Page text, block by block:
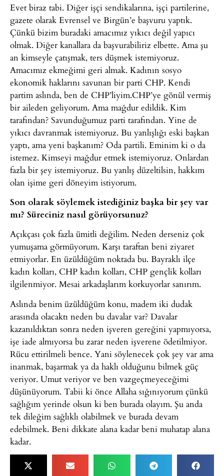
Evet biraz tabi. Diğer işçi sendikalarına, işçi partilerine,
gazete olarak Evrensel ve Birgün’e başvuru yaptık.
Çünkü bizim buradaki amacımız yıkıcı değil yapıcı
olmak. Diğer kanallara da başvurabiliriz elbette. Ama şu
an kimseyle çatışmak, ters düşmek istemiyoruz.
Amacımız ekmeğimi geri almak. Kadının sosyo
ekonomik haklarını savunan bir parti CHP. Kendi
partim aslında, ben de CHP’liyim.CHP’ye gönül vermiş
bir aileden geliyorum. Ama mağdur edildik. Kim
tarafından? Savunduğumuz parti tarafından. Yine de
yıkıcı davranmak istemiyoruz. Bu yanlışlığı eski başkan
yaptı, ama yeni başkanım? Oda partili. Eminim ki o da
istemez. Kimseyi mağdur etmek istemiyoruz. Onlardan
fazla bir şey istemiyoruz. Bu yanlış düzeltilsin, hakkım
olan işime geri döneyim istiyorum.
Son olarak söylemek istediğiniz başka bir şey var
mı? Süreciniz nasıl görüyorsunuz?
Açıkçası çok fazla ümitli değilim. Neden derseniz çok
yumuşama görmüyorum. Karşı taraftan beni ziyaret
etmiyorlar. En üzüldüğüm noktada bu. Bayraklı ilçe
kadın kolları, CHP kadın kolları, CHP gençlik kolları
ilgilenmiyor. Mesai arkadaşlarım korkuyorlar sanırım.
Aslında benim üzüldüğüm konu, madem iki dudak
arasında olacaktı neden bu davalar var? Davalar
kazanıldıktan sonra neden işveren gereğini yapmıyorsa,
işe iade almıyorsa bu zarar neden işverene ödetilmiyor.
Rücu ettirilmeli bence. Yani söylenecek çok şey var ama
inanmak, başarmak ya da haklı olduğunu bilmek güç
veriyor. Umut veriyor ve ben vazgeçmeyeceğimi
düşünüyorum. Tabii ki önce Allaha sığınıyorum çünkü
sağlığım yerinde olsun ki ben burada olayım. Şu anda
tek dileğim sağlıklı olabilmek ve burada devam
edebilmek. Beni dikkate alana kadar beni muhatap alana
kadar.